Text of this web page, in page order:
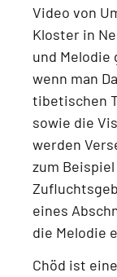
Video von
Kloster in
und Melodie
wenn man
tibetischen
sowie die
werden
zum
eines
die Melodie
Chöd ist eine